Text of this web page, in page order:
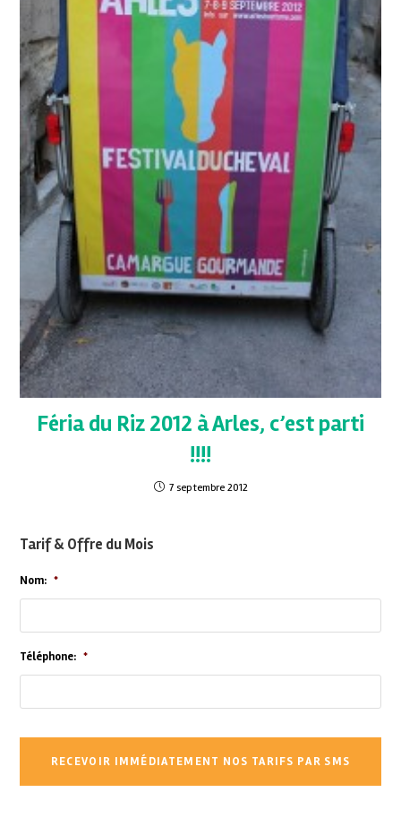
Féria du Riz 2012 à Arles, c’est parti
!!!!
7 septembre 2012
Tarif & Offre du Mois
Nom: *
Téléphone: *